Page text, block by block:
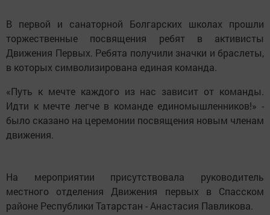
В первой и санаторной Болгарских школах прошли
торжественные посвящения ребят в активисты
Движения Первых. Ребята получили значки и браслеты,
в которых символизирована единая команда.
«Путь к мечте каждого из нас зависит от команды.
Идти к мечте легче в команде единомышленников!» -
было сказано на церемонии посвящения новым членам
движения.
На мероприятии присутствовала руководитель
местного отделения Движения первых в Спасском
районе Республики Татарстан - Анастасия Павликова.